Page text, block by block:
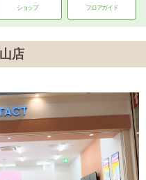
ショップ フロアガイド
店